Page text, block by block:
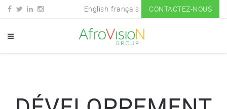
English français CONTACTEZ-NOUS